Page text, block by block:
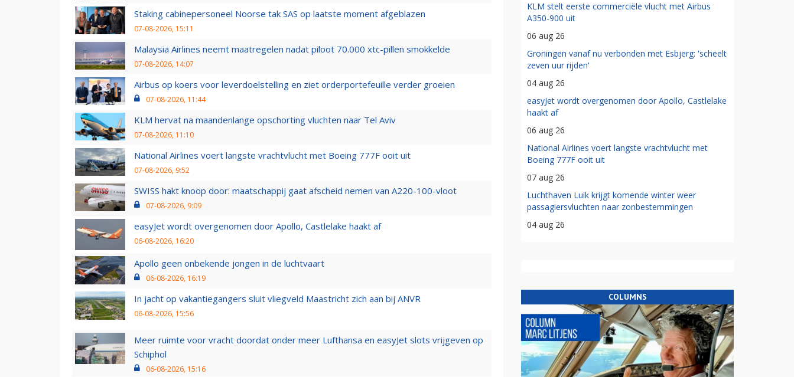
Staking cabinepersoneel Noorse tak SAS op laatste moment afgeblazen
07-08-2026, 15:11
Malaysia Airlines neemt maatregelen nadat piloot 70.000 xtc-pillen smokkelde
07-08-2026, 14:07
Airbus op koers voor leverdoelstelling en ziet orderportefeuille verder groeien
07-08-2026, 11:44
KLM hervat na maandenlange opschorting vluchten naar Tel Aviv
07-08-2026, 11:10
National Airlines voert langste vrachtvlucht met Boeing 777F ooit uit
07-08-2026, 9:52
SWISS hakt knoop door: maatschappij gaat afscheid nemen van A220-100-vloot
07-08-2026, 9:09
easyJet wordt overgenomen door Apollo, Castlelake haakt af
06-08-2026, 16:20
Apollo geen onbekende jongen in de luchtvaart
06-08-2026, 16:19
In jacht op vakantiegangers sluit vliegveld Maastricht zich aan bij ANVR
06-08-2026, 15:56
Meer ruimte voor vracht doordat onder meer Lufthansa en easyJet slots vrijgeven op
Schiphol
06-08-2026, 15:16
KLM stelt eerste commerciële vlucht met Airbus
A350-900 uit
06 aug 26
Groningen vanaf nu verbonden met Esbjerg: 'scheelt
zeven uur rijden'
04 aug 26
easyJet wordt overgenomen door Apollo, Castlelake
haakt af
06 aug 26
National Airlines voert langste vrachtvlucht met
Boeing 777F ooit uit
07 aug 26
Luchthaven Luik krijgt komende winter weer
passagiersvluchten naar zonbestemmingen
04 aug 26
COLUMNS